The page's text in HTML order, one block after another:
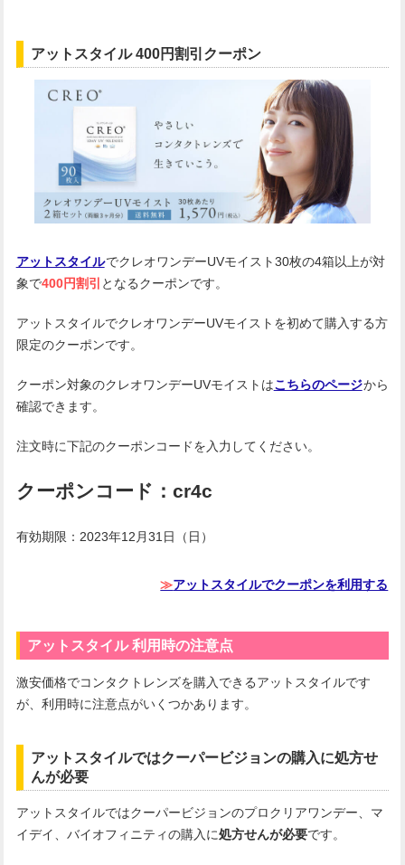
アットスタイル 400円割引クーポン
アットスタイルでクレオワンデーUVモイスト30枚の4箱以上が対
象で400円割引 となるクーポンです。
アットスタイルでクレオワンデーUVモイストを初めて購入する方
限定のクーポンです。
クーポン対象のクレオワンデーUVモイストはこちらのページから
確認できます。
注文時に下記のクーポンコードを入力してください。
クーポンコード：cr4c
有効期限：2023年12月31日（日）
≫アットスタイルでクーポンを利用する
アットスタイル 利用時の注意点
激安価格でコンタクトレンズを購入できるアットスタイルです
が、利用時に注意点がいくつかあります。
アットスタイルではクーパービジョンの購入に処方せ
んが必要
アットスタイルではクーパービジョンのプロクリアワンデー、マ
イデイ、バイオフィニティの購入に処方せんが必要です。